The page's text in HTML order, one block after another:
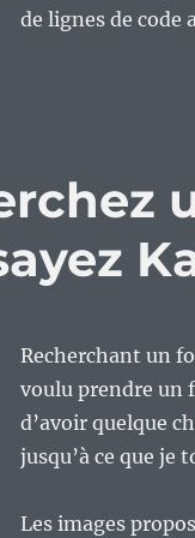
de lignes de code
Recherchant un
voulu prendre un
d’avoir quelque
jusqu’à ce que je
Les images